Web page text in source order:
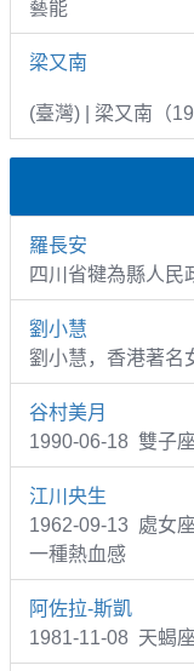
藝能
梁又南
(臺灣) | 梁又南（
羅長安
四川省犍為縣人民
劉小慧
劉小慧，香港著名
谷村美月
1990-06-18 雙子
江川央生
1962-09-13 處女
一種熱血感
阿佐拉-斯凱
1981-11-08 天蝎